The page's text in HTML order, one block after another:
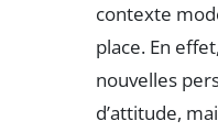
contexte
place. En
nouvelles
d’attitude,